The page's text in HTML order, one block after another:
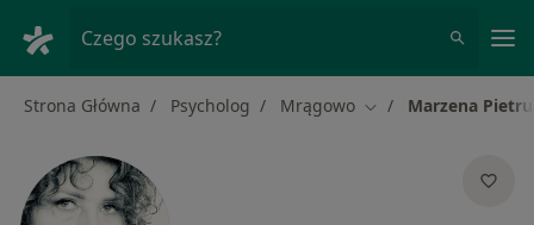
Czego szukasz?
Strona Główna Psycholog Mrągowo Zmień miasto
Marzena